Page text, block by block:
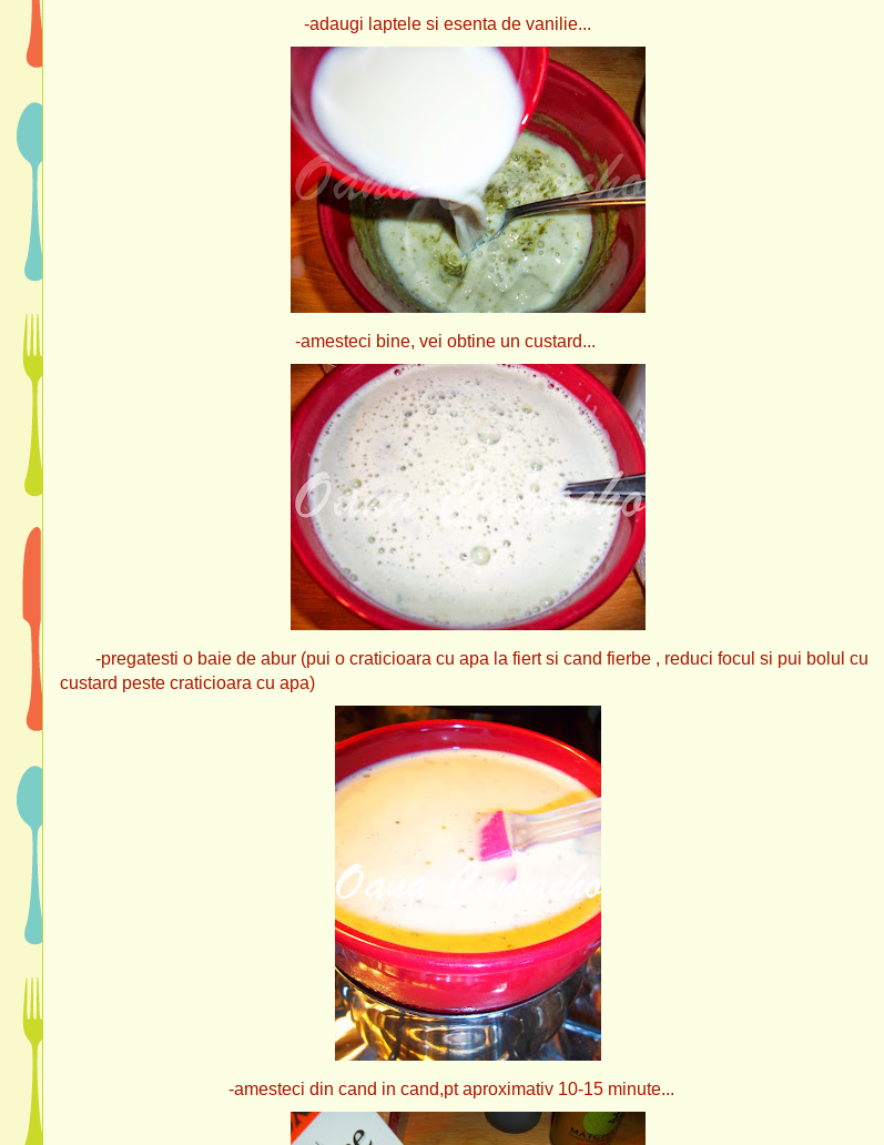
-adaugi laptele si esenta de vanilie...
-amesteci bine, vei obtine un custard...
-pregatesti o baie de abur (pui o craticioara cu apa la fiert si cand fierbe , reduci focul si pui bolul cu
custard peste craticioara cu apa)
-amesteci din cand in cand,pt aproximativ 10-15 minute...